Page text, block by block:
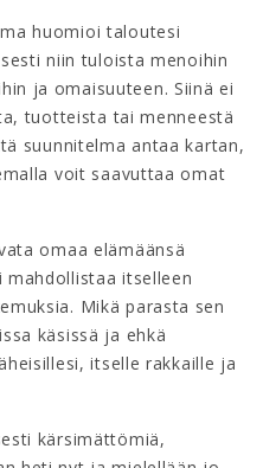
huomioi taloutesi
niin tuloista menoihin
ja omaisuuteen. Siinä ei
tuotteista tai menneestä
suunnitelma antaa kartan,
voit saavuttaa omat
omaa elämäänsä
itselleen
Mikä parasta sen
käsissä ja ehkä
itselle rakkaille ja
kärsimättömiä,